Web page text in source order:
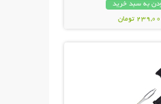
به سبد خرید
تومان